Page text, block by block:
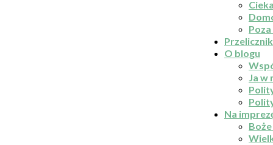
O blogu
Ja w
Na